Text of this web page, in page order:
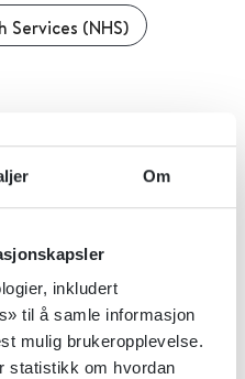
Om
inkludert
til å samle informasjon
mulig brukeropplevelse.
statistikk om hvordan
Services (NHS)
for
Norsk overvåkingssystem for antibiotikaresistens hos mikrober (NORM)